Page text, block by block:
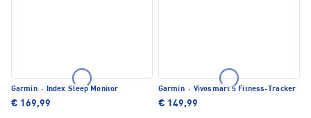
Garmin · Index Sleep Monitor
€ 169,99
Garmin · Vivosmart 5 Fitness-Tracker
€ 149,99